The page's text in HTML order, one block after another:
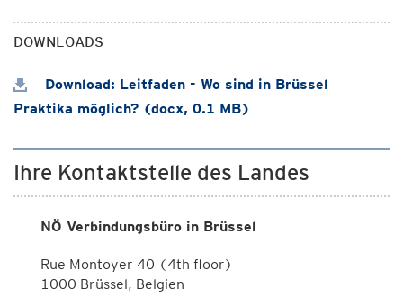
DOWNLOADS
Download: Leitfaden - Wo sind in Brüssel
Praktika möglich? (docx, 0.1 MB)
Ihre Kontaktstelle des Landes
NÖ Verbindungsbüro in Brüssel
Rue Montoyer 40 (4th floor)
1000 Brüssel, Belgien